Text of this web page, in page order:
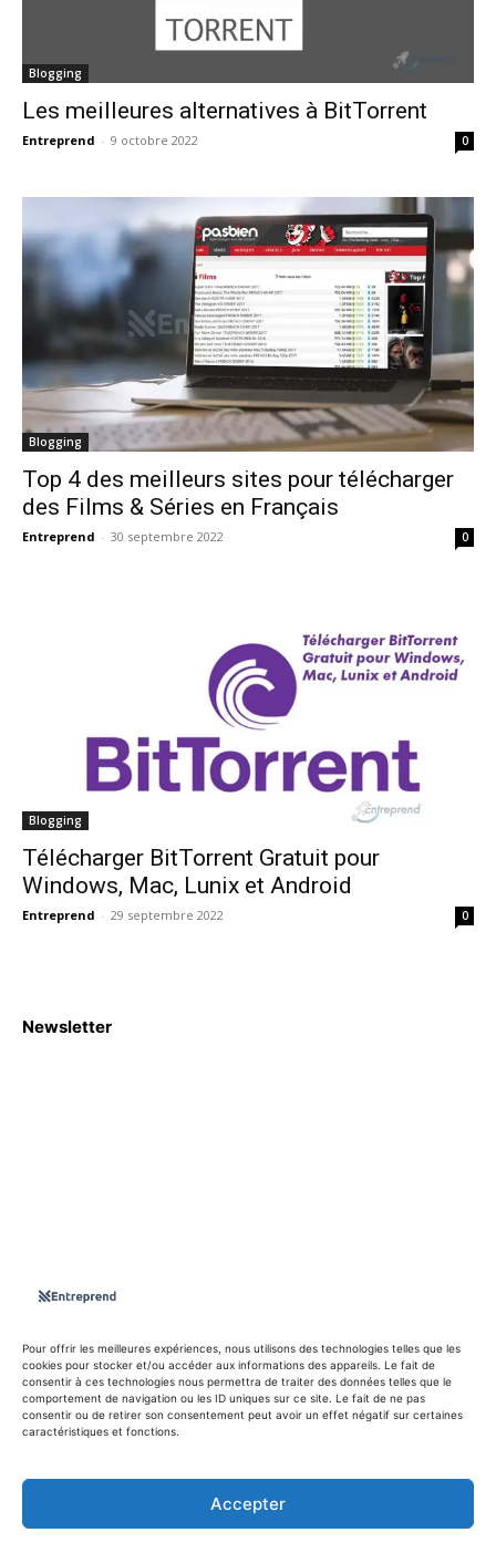
Pour offrir les meilleures expériences, nous utilisons des technologies telles que les
cookies pour stocker et/ou accéder aux informations des appareils. Le fait de
consentir à ces technologies nous permettra de traiter des données telles que le
comportement de navigation ou les ID uniques sur ce site. Le fait de ne pas
consentir ou de retirer son consentement peut avoir un effet négatif sur certaines
caractéristiques et fonctions.
Accepter
Blogging
Les meilleures alternatives à BitTorrent
Entreprend - 9 octobre 2022 0
Blogging
Top 4 des meilleurs sites pour télécharger
des Films & Séries en Français
Entreprend - 30 septembre 2022 0
Blogging
Télécharger BitTorrent Gratuit pour
Windows, Mac, Lunix et Android
Entreprend - 29 septembre 2022 0
info@entreprend.net
Newsletter
Politique de confidentialité
Conditions générales d’utilisation
Contact